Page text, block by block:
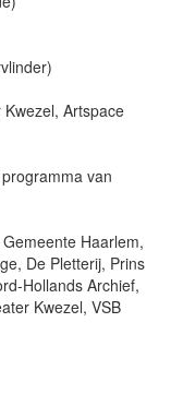
Artspace
van
Haarlem,
De Pletterij, Prins
Hollands Archief,
Kwezel, VSB